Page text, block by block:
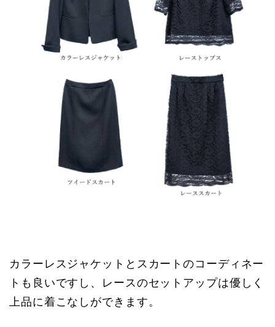
カラーレスジャケットとスカートのコーディネー
トも良いですし、レースのセットアップは優しく
上品に着こなしができます。